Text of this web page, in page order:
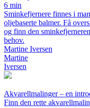
6 min
Sminkefjernere finnes i
oljebaserte balmer. Få
og finn den
behov.
Martine Iversen
Martine
Iversen
Akvarellmalinger – en
Finn den rette